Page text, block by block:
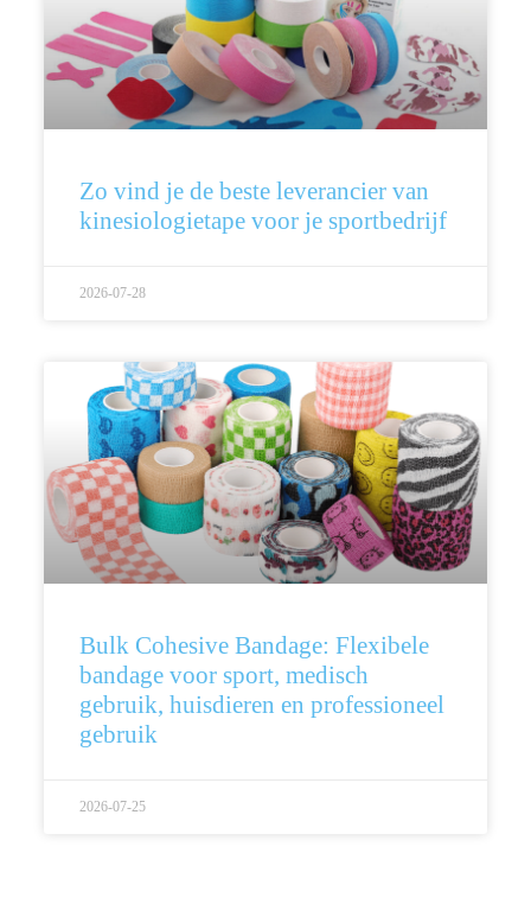
Zo vind je de beste leverancier van
kinesiologietape voor je sportbedrijf
2026-07-28
Bulk Cohesive Bandage: Flexibele
bandage voor sport, medisch
gebruik, huisdieren en professioneel
gebruik
2026-07-25